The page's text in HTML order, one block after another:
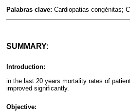
Palabras clave: Cardiopatias congénitas;
SUMMARY:
Introduction:
in the last 20 years mortality rates of
improved significantly.
Objective: